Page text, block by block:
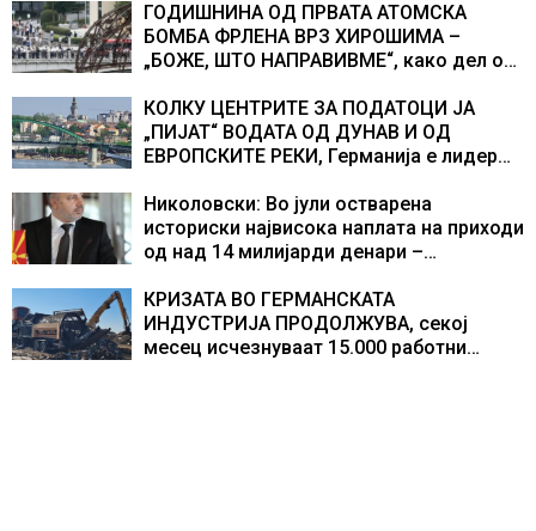
ГОДИШНИНА ОД ПРВАТА АТОМСКА
БОМБА ФРЛЕНА ВРЗ ХИРОШИМА –
„БОЖЕ, ШТО НАПРАВИВМЕ“, како дел од
учесниците во бомбардирањето го
доживуваа овој настан што го промени
текот на историјата
КОЛКУ ЦЕНТРИТЕ ЗА ПОДАТОЦИ ЈА
„ПИЈАТ“ ВОДАТА ОД ДУНАВ И ОД
ЕВРОПСКИТЕ РЕКИ, Германија е лидер
центри за податоци
Николовски: Во јули остварена
историски највисока наплата на приходи
од над 14 милијарди денари –
резултати
КРИЗАТА ВО ГЕРМАНСКАТА
ИНДУСТРИЈА ПРОДОЛЖУВА, секој
месец исчезнуваат 15.000 работни